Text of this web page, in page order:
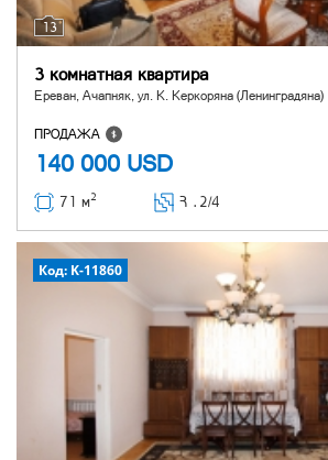
13
3 комнатная квартира
Ереван, Ачапняк, ул. К. Керкоряна (Ленинградяна)
ПРОДАЖА
140 000 USD
71 м2 Հ ․ 2/4
Код: K-11860